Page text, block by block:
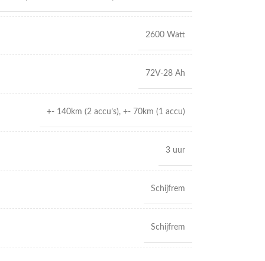
2600 Watt
72V-28 Ah
+- 140km (2 accu’s), +- 70km (1 accu)
3 uur
Schijfrem
Schijfrem